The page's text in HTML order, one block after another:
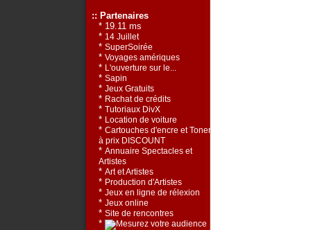
:: Partenaires
* 19.11 ms
* 14 Juillet
* SuperSoirée
* Voyages amériques
* L'ouverture sur le...
* Sapin
* Jeux Gratuits
* Rachat de crédits
* Tutoriaux DivX
* Location de voiture
* Cartouches d'encre et Toners
à prix DISCOUNT
* Annuaire Spectacles et
Artistes
* Art et Artistes
* Production d'Artistes
* Jeux en ligne de rélexion
* Jeux online
* Site de rencontres
*